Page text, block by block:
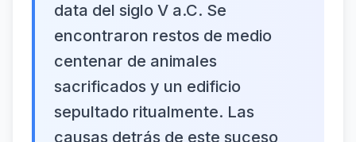
data del siglo V a.C. Se
encontraron restos de medio
centenar de animales
sacrificados y un edificio
sepultado ritualmente. Las
causas detrás de este suceso